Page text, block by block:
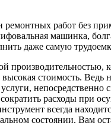
работ без
машинка,
даже самую
стоимость.
расходы при
всегда
состоянии. Вам